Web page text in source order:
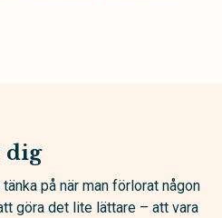
dig
på när man förlorat någon
göra det lite lättare – att vara